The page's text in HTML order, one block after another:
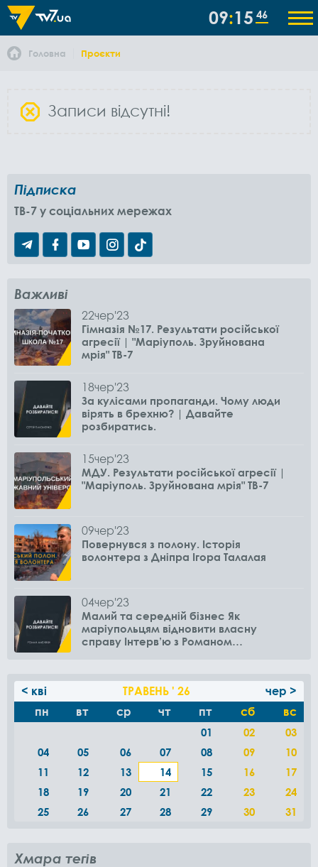
09 15 46
Головна Проєкти
Записи відсутні!
Підписка
TB-7 у соціальних мережах
Важливі
22чер'23
Гімназія №17. Результати російської
агресії | "Маріуполь. Зруйнована
мрія" ТВ-7
18чер'23
За кулісами пропаганди. Чому люди
вірять в брехню? | Давайте
розбиратись.
15чер'23
МДУ. Результати російської агресії |
"Маріуполь. Зруйнована мрія" ТВ-7
09чер'23
Повернувся з полону. Історія
волонтера з Дніпра Ігора Талалая
04чер'23
Малий та середній бізнес Як
маріупольцям відновити власну
справу Інтерв’ю з Романом
< кві ТРАВЕНЬ ' 26
чер >
пн
вт ср чт пт сб вс
01 02
03
04
05 06 07 08 09
10
11
12 13 14 15 16
17
18
19 20 21 22 23
24
25
26 27 28 29 30 31
Хмара тегів